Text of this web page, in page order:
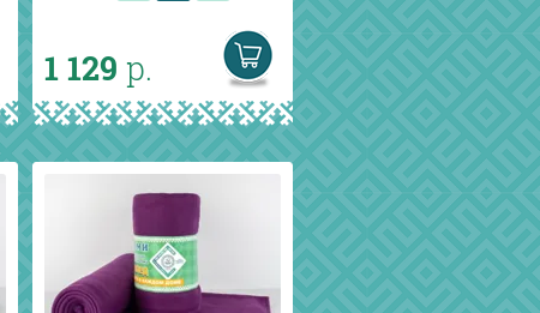
1 129 р.